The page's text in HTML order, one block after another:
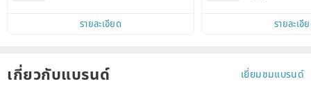
รายละเอียด
รายละเอี
เกี่ยวกับแบรนด์ เยี่ยมชมแบรนด์